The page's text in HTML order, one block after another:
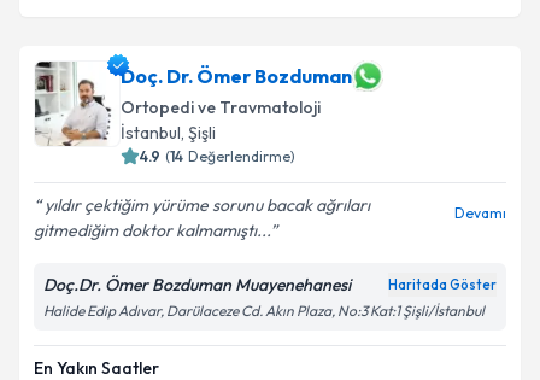
Doç. Dr. Ömer Bozduman
Ortopedi ve Travmatoloji
İstanbul, Şişli
4.9 (14 Değerlendirme)
yıldır çektiğim yürüme sorunu bacak ağrıları
gitmediğim doktor kalmamıştı...
Devamı
Doç.Dr. Ömer Bozduman Muayenehanesi Haritada Göster
Halide Edip Adıvar, Darülaceze Cd. Akın Plaza, No:3 Kat:1 Şişli/İstanbul
En Yakın Saatler